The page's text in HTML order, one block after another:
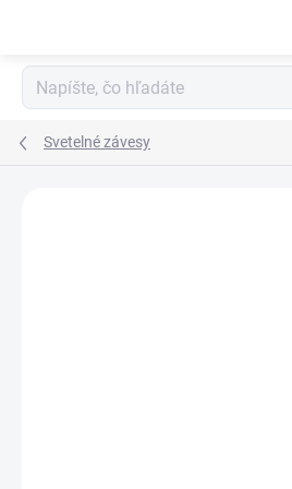
Svetelné závesy